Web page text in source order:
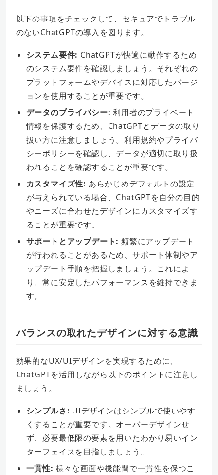
以下の事項をチェックして、セキュアでトラブル
のないChatGPTの導入を図ります。
システム要件: ChatGPTが快適に動作するため
のシステム要件を確認しましょう。それぞれの
プラットフォームやデバイスに対応したバージ
ョンを使用することが重要です。
データのプライバシー: 利用者のプライベート
情報を保護するため、ChatGPTとデータの取り
扱い方に注意しましょう。利用規約やプライバ
シーポリシーを確認し、データが適切に取り扱
われることを確認することが重要です。
カスタマイズ性: あらかじめデフォルトの設定
が与えられている場合、ChatGPTを自分の目的
やニーズに合わせたデザインにカスタマイズす
ることが重要です。
サポートとアップデート: 頻繁にアップデート
が行われることがあるため、サポート体制やア
ップデート手順を把握しましょう。これによ
り、常に安定したパフォーマンスを維持できま
す。
バランスの取れたデザインに対する意識
効果的なUX/UIデザインを実現するために、
ChatGPTを活用しながら以下のポイントに注意し
ましょう。
シンプルさ: UIデザインはシンプルで使いやす
くすることが重要です。オーバーデザインせ
ず、必要最低限の要素を用いたわかり易いイン
ターフェイスを目指しましょう。
一貫性: 様々な画面や機能間で一貫性を保つこ